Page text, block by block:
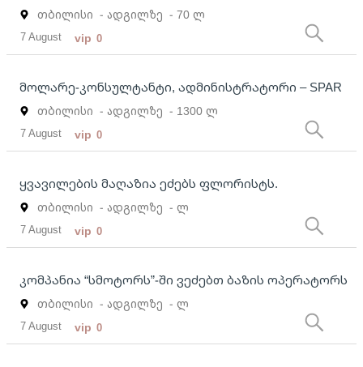
თბილისი - ადგილზე - 70 ლ
7 August vip 0
მოლარე-კონსულტანტი, ადმინისტრატორი – SPAR
თბილისი - ადგილზე - 1300 ლ
7 August vip 0
ყვავილების მაღაზია ეძებს ფლორისტს.
თბილისი - ადგილზე - ლ
7 August vip 0
კომპანია “სმოტორს”-ში ვეძებთ ბაზის ოპერატორს
თბილისი - ადგილზე - ლ
7 August vip 0